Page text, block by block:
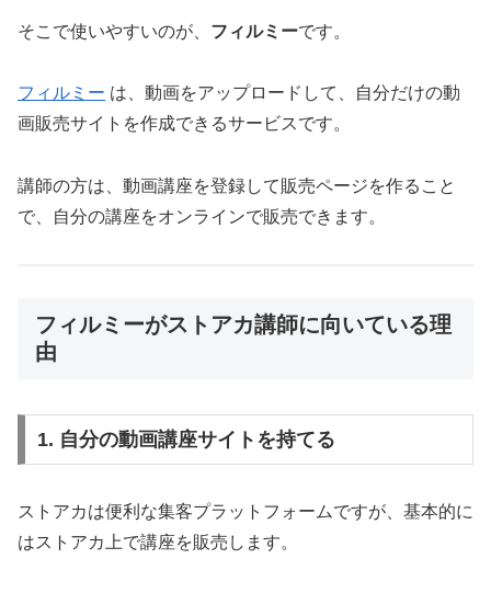
そこで使いやすいのが、 フィルミーです。
フィルミー は、動画をアップロードして、自分だけの動
画販売サイトを作成できるサービスです。
講師の方は、動画講座を登録して販売ページを作ること
で、自分の講座をオンラインで販売できます。
フィルミーがストアカ講師に向いている理
由
1. 自分の動画講座サイトを持てる
ストアカは便利な集客プラットフォームですが、基本的に
はストアカ上で講座を販売します。